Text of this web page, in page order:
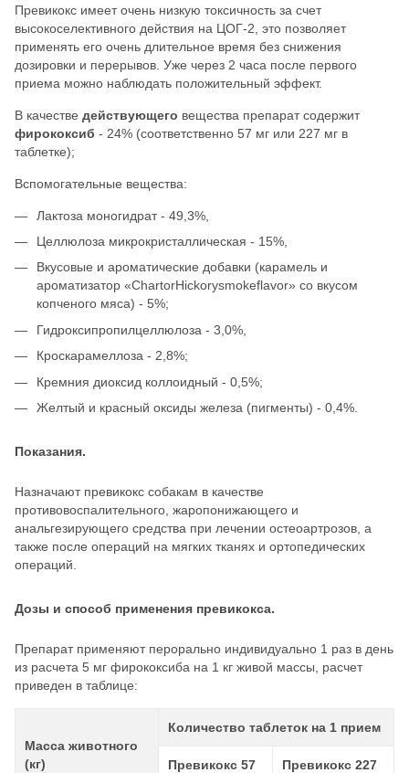
Превикокс имеет очень низкую токсичность за счет
высокоселективного действия на ЦОГ-2, это позволяет
применять его очень длительное время без снижения
дозировки и перерывов. Уже через 2 часа после первого
приема можно наблюдать положительный эффект.
В качестве действующего вещества препарат содержит
фирококсиб - 24% (соответственно 57 мг или 227 мг в
таблетке);
Вспомогательные вещества:
Лактоза моногидрат - 49,3%,
Целлюлоза микрокристаллическая - 15%,
Вкусовые и ароматические добавки (карамель и
ароматизатор «ChartorHickorysmokeflavor» со вкусом
копченого мяса) - 5%;
Гидроксипропилцеллюлоза - 3,0%,
Кроскарамеллоза - 2,8%;
Кремния диоксид коллоидный - 0,5%;
Желтый и красный оксиды железа (пигменты) - 0,4%.
Показания.
Назначают превикокс собакам в качестве
противовоспалительного, жаропонижающего и
анальгезирующего средства при лечении остеоартрозов, а
также после операций на мягких тканях и ортопедических
операций.
Дозы и способ применения превикокса.
Препарат применяют перорально индивидуально 1 раз в день
из расчета 5 мг фирококсиба на 1 кг живой массы, расчет
приведен в таблице:
Масса животного
(кг)
Количество таблеток на 1 прием
Превикокс 57
Превикокс 227